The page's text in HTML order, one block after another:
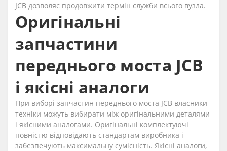
JCB дозволяє продовжити термін служби всього вузла.
Оригінальні
запчастини
переднього моста JCB
і якісні аналоги
При виборі запчастин переднього моста JCB власники
техніки можуть вибирати між оригінальними деталями
і якісними аналогами. Оригінальні комплектуючі
повністю відповідають стандартам виробника і
забезпечують максимальну сумісність. Якісні аналоги,